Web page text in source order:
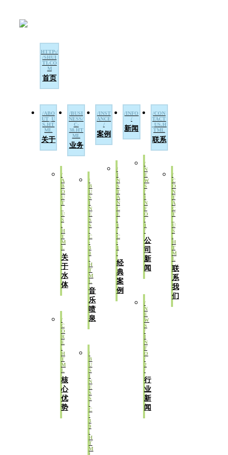
首页
关于
关
于
水
体
核
心
优
势
业务
音
乐
喷
泉
案例
经
典
案
例
新闻
公
司
新
闻
行
业
新
闻
联系
联
系
我
们